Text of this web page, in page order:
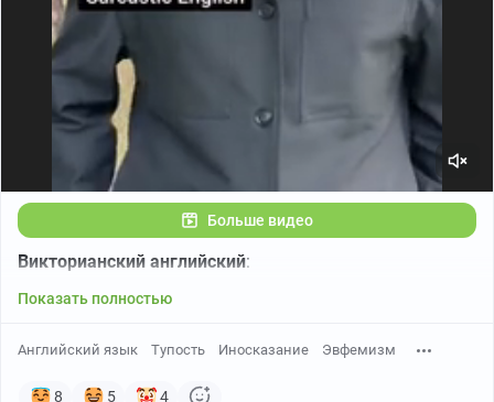
Больше видео
Викторианский английский:
Показать полностью
Английский язык Тупость Иносказание Эвфемизм
8 5 4